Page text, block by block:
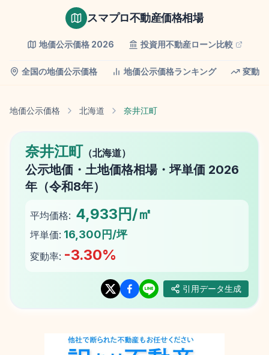
スマプロ不動産価格相場
地価公示価格 2026 投資用不動産ローン比較
全国の地価公示価格 地価公示価格ランキング 変動
地価公示価格 北海道 奈井江町
奈井江町 （北海道）
公示地価 ・土地価格相場・坪単価 2026
年（令和8年）
平均価格: 4,933円/㎡
坪単価: 16,300円/坪
変動率: -3.30%
引用データ生成